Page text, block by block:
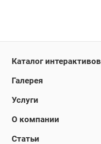
Каталог интерактивов
Галерея
Услуги
О компании
Статьи